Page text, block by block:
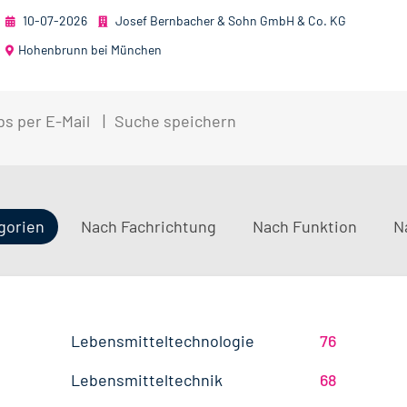
10-07-2026
Josef Bernbacher & Sohn GmbH & Co. KG
Hohenbrunn bei München
per E-Mail Suche speichern
Nach Fachrichtung Nach Funktion
Lebensmitteltechnologie 76
Lebensmitteltechnik 68
Betriebswirtschaft 63
QM / QS 37
Technik 17
Baden-Württemberg 29
Thüringen 12